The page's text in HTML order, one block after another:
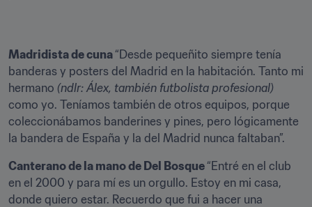
Madridista de cuna “Desde pequeñito siempre tenía
banderas y posters del Madrid en la habitación. Tanto mi
hermano
como yo. Teníamos también de otros equipos, porque
coleccionábamos banderines y pines, pero lógicamente
la bandera de España y la del Madrid nunca faltaban”.
Canterano de la mano de Del Bosque “Entré en el club
en el 2000 y para mí es un orgullo. Estoy en mi casa,
donde quiero estar. Recuerdo que fui a hacer una